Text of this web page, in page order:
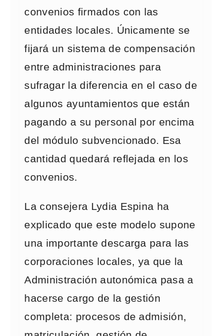
convenios firmados con las
entidades locales. Únicamente se
fijará un sistema de compensación
entre administraciones para
sufragar la diferencia en el caso de
algunos ayuntamientos que están
pagando a su personal por encima
del módulo subvencionado. Esa
cantidad quedará reflejada en los
convenios.
La consejera Lydia Espina ha
explicado que este modelo supone
una importante descarga para las
corporaciones locales, ya que la
Administración autonómica pasa a
hacerse cargo de la gestión
completa: procesos de admisión,